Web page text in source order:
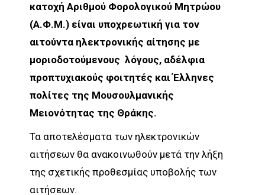
κατοχή Αριθμού Φορολογικού Μητρώου
(Α.Φ.Μ.) είναι υποχρεωτική για τον
αιτούντα ηλεκτρονικής αίτησης με
μοριοδοτούμενους λόγους, αδέλφια
προπτυχιακούς φοιτητές και Έλληνες
πολίτες της Μουσουλμανικής
Μειονότητας της Θράκης.
Τα αποτελέσματα των ηλεκτρονικών
αιτήσεων θα ανακοινωθούν μετά την λήξη
της σχετικής προθεσμίας υποβολής των
αιτήσεων.